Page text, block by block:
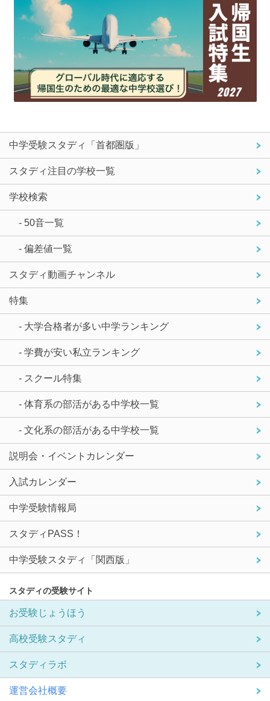
中学受験スタディ「首都圏版」
スタディ注目の学校一覧
学校検索
- 50音一覧
- 偏差値一覧
スタディ動画チャンネル
特集
- 大学合格者が多い中学ランキング
- 学費が安い私立ランキング
- スクール特集
- 体育系の部活がある中学校一覧
- 文化系の部活がある中学校一覧
説明会・イベントカレンダー
入試カレンダー
中学受験情報局
スタディPASS！
中学受験スタディ「関西版」
スタディの受験サイト
お受験じょうほう
高校受験スタディ
スタディラボ
運営会社概要